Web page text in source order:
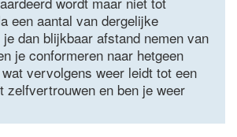
een aantal van dergelijke
dan blijkbaar afstand nemen van
je conformeren naar hetgeen
vervolgens weer leidt tot een
zelfvertrouwen en ben je weer